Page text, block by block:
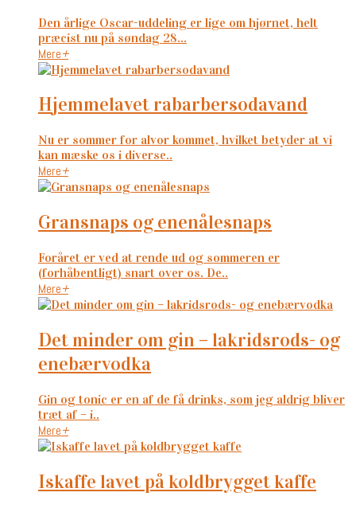
Den årlige Oscar-uddeling er lige om hjørnet, helt
præcist nu på søndag 28...
Mere+
hjemmelavet rabarbersodavand
Nu er sommer for alvor kommet, hvilket betyder at vi
kan mæske os i diverse..
Mere+
gransnaps og enenålesnaps
Foråret er ved at rende ud og sommeren er
(forhåbentligt) snart over os. De..
Mere+
det minder om gin – lakridsrods- og
enebærvodka
Gin og tonic er en af de få drinks, som jeg aldrig bliver
træt af – i..
Mere+
iskaffe lavet på koldbrygget kaffe